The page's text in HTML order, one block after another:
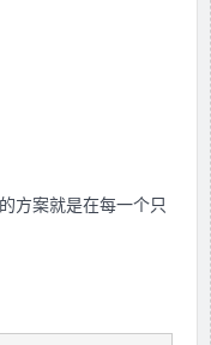
案就是在每一个只